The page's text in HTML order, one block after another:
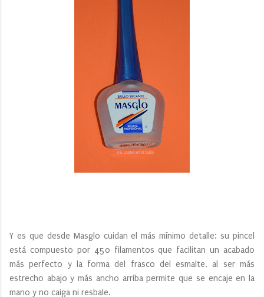
Y es que desde Masglo cuidan el más mínimo detalle: su pincel
está compuesto por 450 filamentos que facilitan un acabado
más perfecto y la forma del frasco del esmalte, al ser más
estrecho abajo y más ancho arriba permite que se encaje en la
mano y no caiga ni resbale.